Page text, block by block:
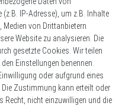
handelt es sich um ein Pflichtfeld.
Impressum
AGB Kontakt
(z.B. IP-Adresse), um z.B. Inhalte
Medien von Drittanbietern
Website zu analysieren. Die
gesetzte Cookies. Wir teilen
Einstellungen benennen.
oder aufgrund eines
Zustimmung kann erteilt oder
Recht, nicht einzuwilligen und die